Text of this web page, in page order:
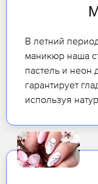
В летний
маникюр наша
пастель и неон
гарантирует
используя